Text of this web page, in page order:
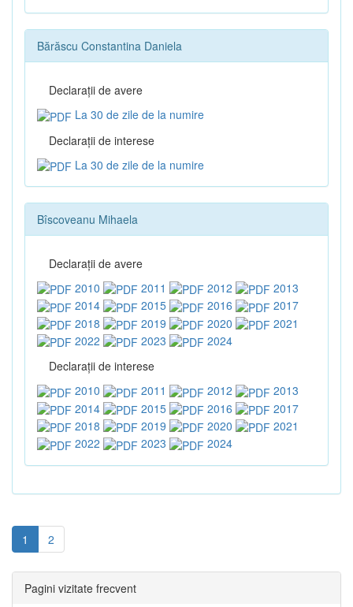
Bărăscu Constantina Daniela
Declaraţii de avere
La 30 de zile de la numire
Declaraţii de interese
La 30 de zile de la numire
Bîscoveanu Mihaela
Declaraţii de avere
2010
2011 2012
2013
2014
2015 2016
2017
2018
2019 2020
2021
2022
2023
2024
Declaraţii de interese
2010
2011 2012
2013
2014
2015 2016
2017
2018
2019 2020
2021
2022
2023 2024
1 2
Pagini vizitate frecvent